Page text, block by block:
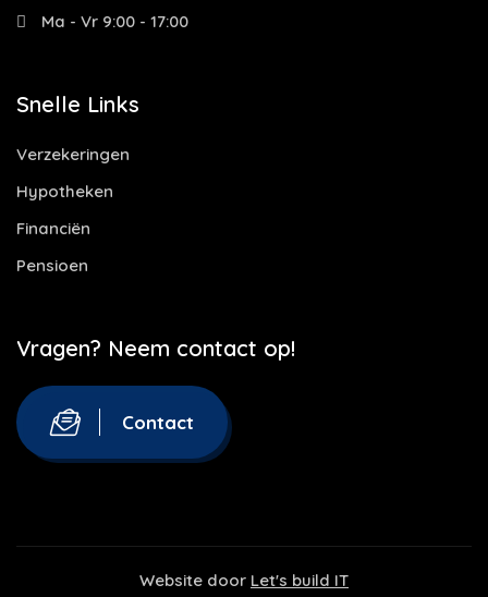
Ma - Vr 9:00 - 17:00
Snelle Links
Verzekeringen
Hypotheken
Financiën
Pensioen
Vragen? Neem contact op!
Contact
Website door Let's build IT